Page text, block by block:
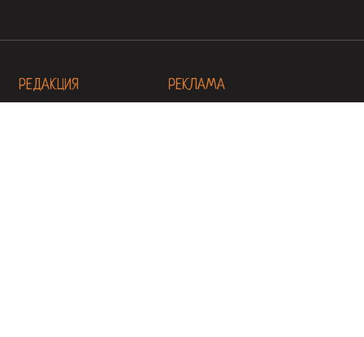
РЕДАКЦИЯ РЕКЛАМА